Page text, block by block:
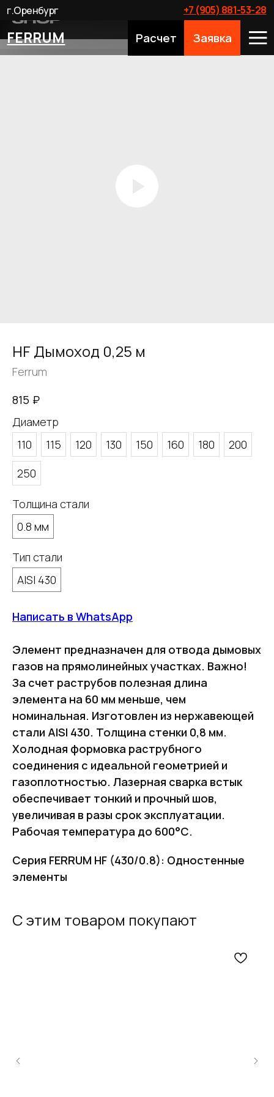
FERRUM Расчет Заявка
+7 (905) 881-53-28
г.Оренбург
HF Дымоход 0,25 м
Ferrum
815 ₽
Диаметр
110
115 120 130 150 160 180
200
250
Толщина стали
0.8 мм
Тип стали
AISI 430
Написать в WhatsApp
Элемент предназначен для отвода дымовых
газов на прямолинейных участках. Важно!
За счет раструбов полезная длина
элемента на 60 мм меньше, чем
номинальная. Изготовлен из нержавеющей
стали AISI 430. Толщина стенки 0,8 мм.
Холодная формовка раструбного
соединения с идеальной геометрией и
газоплотностью. Лазерная сварка встык
обеспечивает тонкий и прочный шов,
увеличивая в разы срок эксплуатации.
Рабочая температура до 600°С.
Серия FERRUM HF (430/0.8): Одностенные
элементы
С этим товаром покупают
расчет дымохода